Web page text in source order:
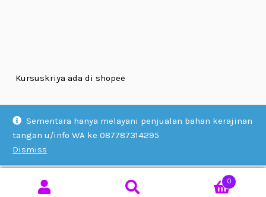
Sementara hanya melayani penjualan bahan kerajinan
tangan u/info WA ke 087787314295
Dismiss
Kursuskriya ada di shopee
0